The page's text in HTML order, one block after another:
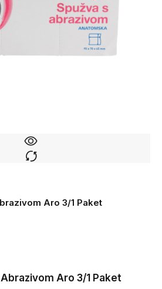
Aro 3/1 Paket
Aro 3/1 Paket